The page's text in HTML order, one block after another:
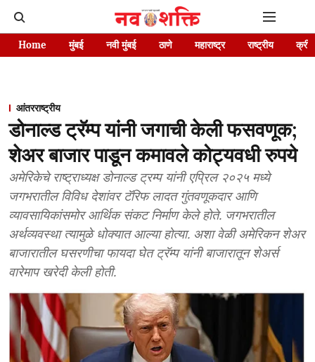
Home मुंबई नवी मुंबई ठाणे महाराष्ट्र राष्ट्रीय
आंतरराष्ट्रीय
डोनाल्ड ट्रॅम्प यांनी जगाची केली फसवणूक;
शेअर बाजार पाडून कमावले कोट्यवधी रुपये
अमेरिकेचे राष्ट्राध्यक्ष डोनाल्ड ट्रम्प यांनी एप्रिल २०२५ मध्ये
जगभरातील विविध देशांवर टॅरिफ लादत गुंतवणूकदार आणि
व्यावसायिकांसमोर आर्थिक संकट निर्माण केले होते. जगभरातील
अर्थव्यवस्था त्यामुळे धोक्यात आल्या होत्या. अशा वेळी अमेरिकन शेअर
बाजारातील घसरणीचा फायदा घेत ट्रॅम्प यांनी बाजारातून शेअर्स
वारेमाप खरेदी केली होती.